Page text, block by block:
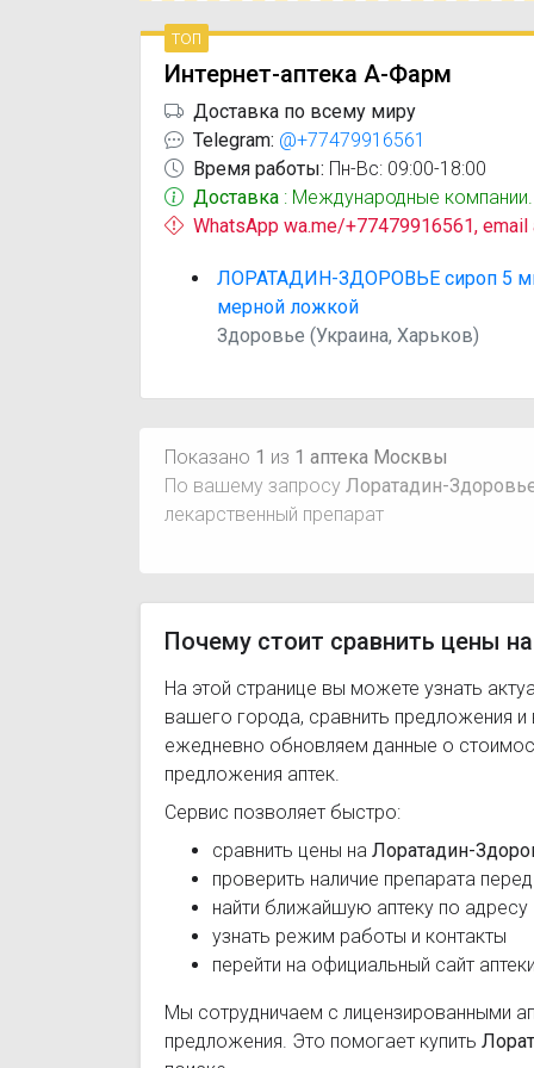
топ
Интернет-аптека А-Фарм
Доставка по всему миру
Telegram: @+77479916561
Время работы: Пн-Вс: 09:00-18:00
Доставка : Международные
WhatsApp wa.me/+77479916561, email
ЛОРАТАДИН-ЗДОРОВЬЕ сироп 5
мерной ложкой
Здоровье (Украина, Харьков)
Показано 1 из 1 аптека Москвы
По вашему запросу Лоратадин-
лекарственный препарат
Почему стоит сравнить цены
На этой странице вы можете узнать
вашего города, сравнить предложения
ежедневно обновляем данные о
предложения аптек.
Сервис позволяет быстро:
сравнить цены на Лоратадин-
проверить наличие препарата
найти ближайшую аптеку по адресу
узнать режим работы и контакты
перейти на официальный сайт
Мы сотрудничаем с лицензированными
предложения. Это помогает купить